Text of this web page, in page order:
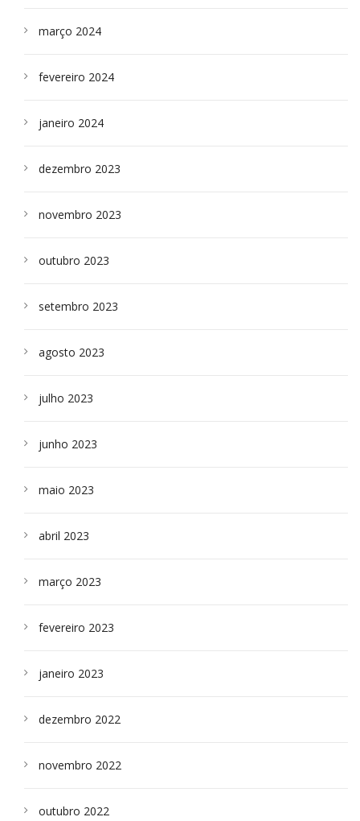
março 2024
fevereiro 2024
janeiro 2024
dezembro 2023
novembro 2023
outubro 2023
setembro 2023
agosto 2023
julho 2023
junho 2023
maio 2023
abril 2023
março 2023
fevereiro 2023
janeiro 2023
dezembro 2022
novembro 2022
outubro 2022